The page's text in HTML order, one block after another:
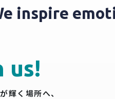
We inspire
us!
輝く場所へ、